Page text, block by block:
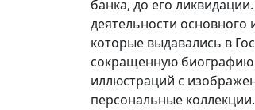
банка, до его
деятельности
которые выдавались в
сокращенную биографию
иллюстраций с
персональные коллекции.